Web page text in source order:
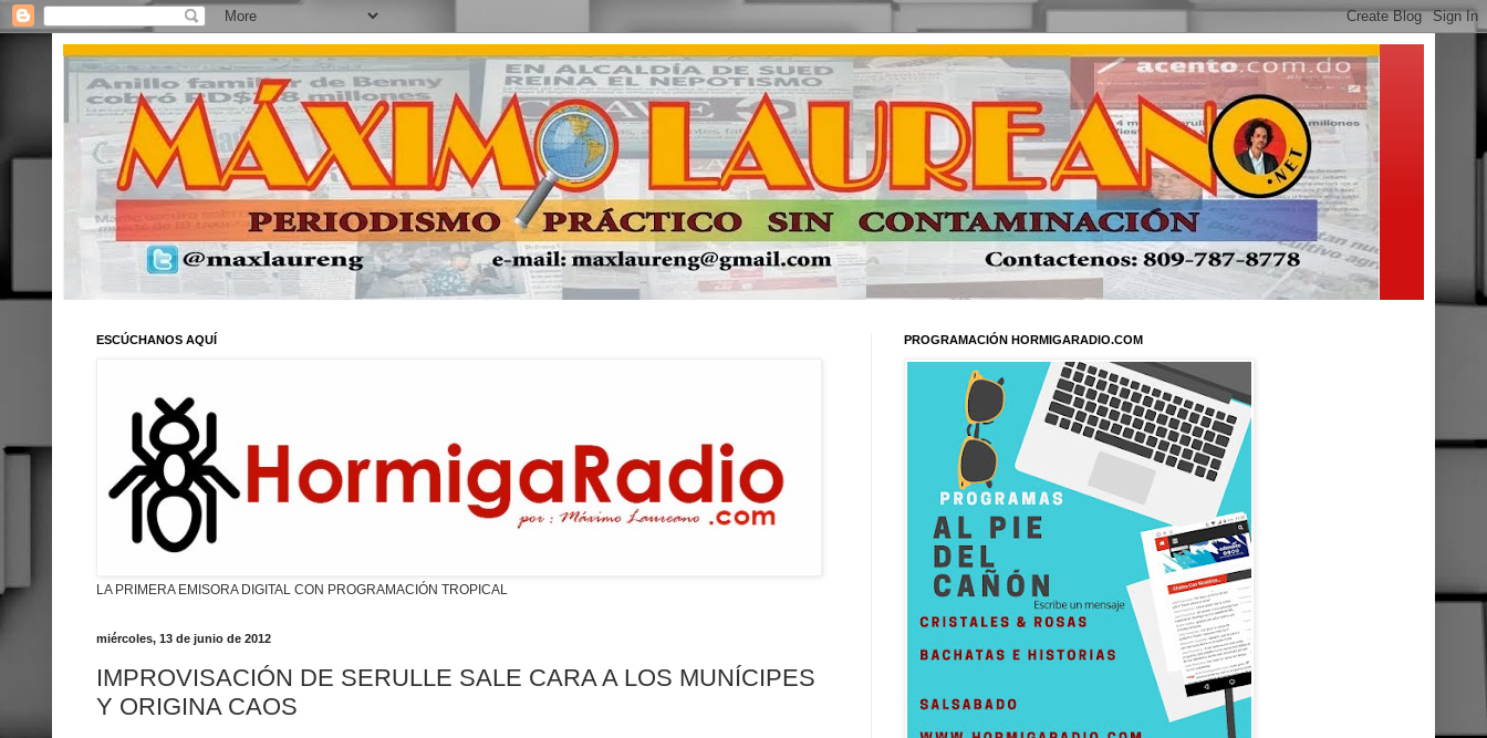
ESCÚCHANOS AQUÍ
LA PRIMERA EMISORA DIGITAL CON PROGRAMACIÓN TROPICAL
miércoles, 13 de junio de 2012
IMPROVISACIÓN DE SERULLE SALE CARA A LOS MUNÍCIPES
Y ORIGINA CAOS
PROGRAMACIÓN HORMIGARADIO.COM